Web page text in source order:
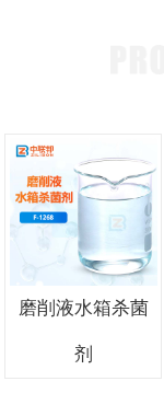
磨削液水箱杀菌
剂